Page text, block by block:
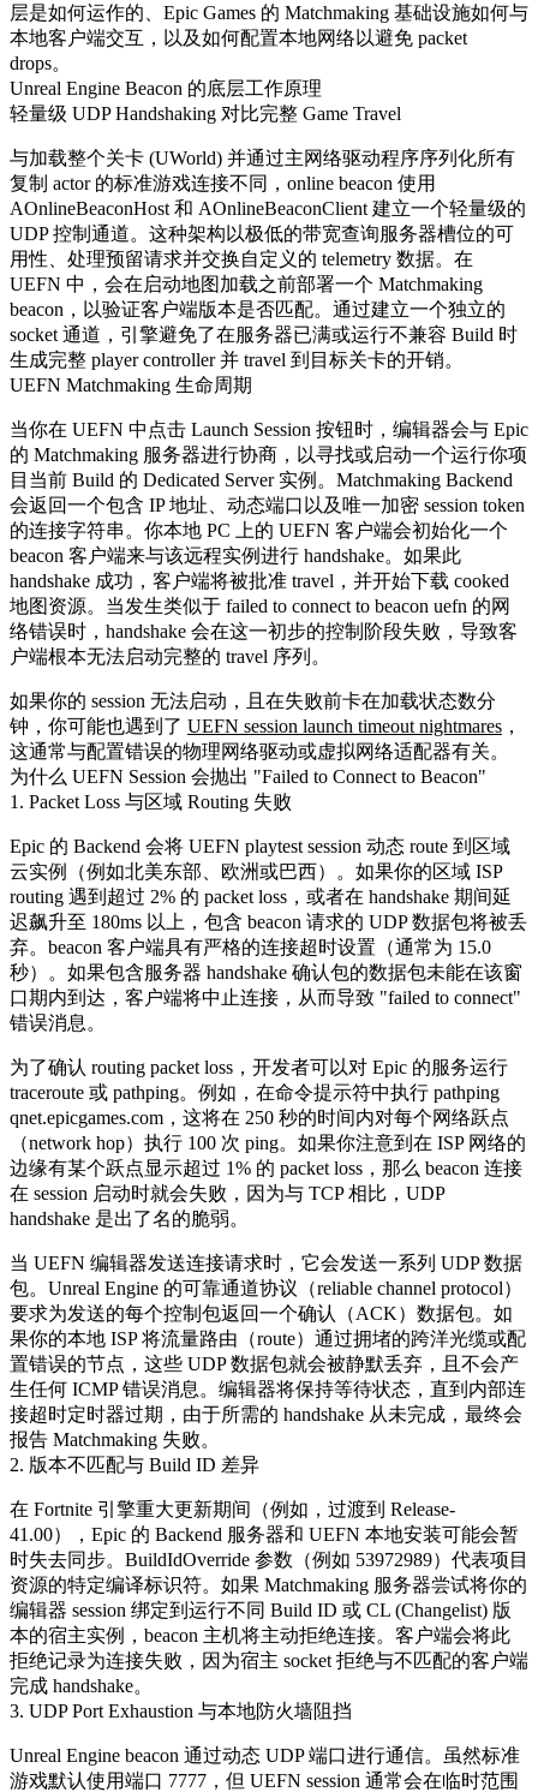
层是如何运作的、Epic Games 的 Matchmaking 基础设施如何与
本地客户端交互，以及如何配置本地网络以避免 packet
drops。
Unreal Engine Beacon 的底层工作原理
轻量级 UDP Handshaking 对比完整 Game Travel
与加载整个关卡 (UWorld) 并通过主网络驱动程序序列化所有
复制 actor 的标准游戏连接不同，online beacon 使用
AOnlineBeaconHost 和 AOnlineBeaconClient 建立一个轻量级的
UDP 控制通道。这种架构以极低的带宽查询服务器槽位的可
用性、处理预留请求并交换自定义的 telemetry 数据。在
UEFN 中，会在启动地图加载之前部署一个 Matchmaking
beacon，以验证客户端版本是否匹配。通过建立一个独立的
socket 通道，引擎避免了在服务器已满或运行不兼容 Build 时
生成完整 player controller 并 travel 到目标关卡的开销。
UEFN Matchmaking 生命周期
当你在 UEFN 中点击 Launch Session 按钮时，编辑器会与 Epic
的 Matchmaking 服务器进行协商，以寻找或启动一个运行你项
目当前 Build 的 Dedicated Server 实例。Matchmaking Backend
会返回一个包含 IP 地址、动态端口以及唯一加密 session token
的连接字符串。你本地 PC 上的 UEFN 客户端会初始化一个
beacon 客户端来与该远程实例进行 handshake。如果此
handshake 成功，客户端将被批准 travel，并开始下载 cooked
地图资源。当发生类似于 failed to connect to beacon uefn 的网
络错误时，handshake 会在这一初步的控制阶段失败，导致客
户端根本无法启动完整的 travel 序列。
如果你的 session 无法启动，且在失败前卡在加载状态数分
钟，你可能也遇到了 UEFN session launch timeout nightmares ，
这通常与配置错误的物理网络驱动或虚拟网络适配器有关。
为什么 UEFN Session 会抛出 "Failed to Connect to Beacon"
1. Packet Loss 与区域 Routing 失败
Epic 的 Backend 会将 UEFN playtest session 动态 route 到区域
云实例（例如北美东部、欧洲或巴西）。如果你的区域 ISP
routing 遇到超过 2% 的 packet loss，或者在 handshake 期间延
迟飙升至 180ms 以上，包含 beacon 请求的 UDP 数据包将被丢
弃。beacon 客户端具有严格的连接超时设置（通常为 15.0
秒）。如果包含服务器 handshake 确认包的数据包未能在该窗
口期内到达，客户端将中止连接，从而导致 "failed to connect"
错误消息。
为了确认 routing packet loss，开发者可以对 Epic 的服务运行
traceroute 或 pathping。例如，在命令提示符中执行 pathping
qnet.epicgames.com ，这将在 250 秒的时间内对每个网络跃点
（network hop）执行 100 次 ping。如果你注意到在 ISP 网络的
边缘有某个跃点显示超过 1% 的 packet loss，那么 beacon 连接
在 session 启动时就会失败，因为与 TCP 相比，UDP
handshake 是出了名的脆弱。
当 UEFN 编辑器发送连接请求时，它会发送一系列 UDP 数据
包。Unreal Engine 的可靠通道协议（reliable channel protocol）
要求为发送的每个控制包返回一个确认（ACK）数据包。如
果你的本地 ISP 将流量路由（route）通过拥堵的跨洋光缆或配
置错误的节点，这些 UDP 数据包就会被静默丢弃，且不会产
生任何 ICMP 错误消息。编辑器将保持等待状态，直到内部连
接超时定时器过期，由于所需的 handshake 从未完成，最终会
报告 Matchmaking 失败。
2. 版本不匹配与 Build ID 差异
在 Fortnite 引擎重大更新期间（例如，过渡到 Release-
41.00），Epic 的 Backend 服务器和 UEFN 本地安装可能会暂
时失去同步。 BuildIdOverride 参数（例如 53972989）代表项目
资源的特定编译标识符。如果 Matchmaking 服务器尝试将你的
编辑器 session 绑定到运行不同 Build ID 或 CL (Changelist) 版
本的宿主实例，beacon 主机将主动拒绝连接。客户端会将此
拒绝记录为连接失败，因为宿主 socket 拒绝与不匹配的客户端
完成 handshake。
3. UDP Port Exhaustion 与本地防火墙阻挡
Unreal Engine beacon 通过动态 UDP 端口进行通信。虽然标准
游戏默认使用端口 7777，但 UEFN session 通常会在临时范围